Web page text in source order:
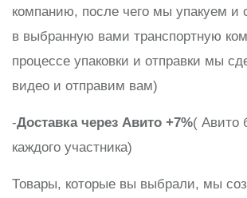
компанию, после чего мы упакуем и
в выбранную вами транспортную
процессе упаковки и отправки мы
видео и отправим вам)
-Доставка через Авито +7%( Авито
каждого участника)
Товары, которые вы выбрали, мы